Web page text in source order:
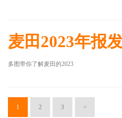
麦田2023年报
多图带你了解麦田的2023
1 2 3 >